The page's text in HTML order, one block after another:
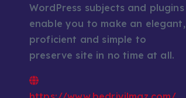
WordPress subjects and plugins
enable you to make an elegant,
proficient and simple to
preserve site in no time at all.